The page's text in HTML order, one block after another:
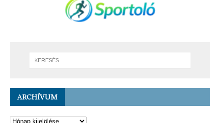
ARCHÍVUM